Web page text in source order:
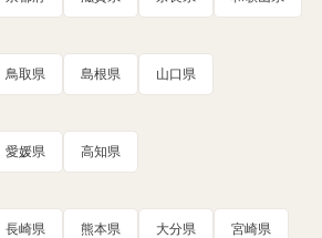
鳥取県 島根県 山口県
愛媛県 高知県
長崎県 熊本県 大分県 宮崎県